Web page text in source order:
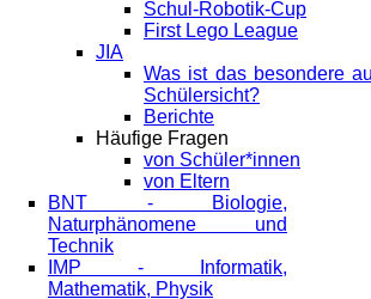
Schul-Robotik-Cup
First Lego League
JIA
Was ist das besondere
Schülersicht?
Berichte
Häufige Fragen
von Schüler*innen
von Eltern
BNT - Biologie,
Naturphänomene und
Technik
IMP - Informatik,
Mathematik, Physik